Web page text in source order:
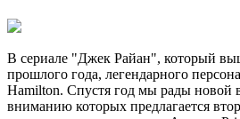
В сериале "Джек Райан", который
прошлого года, легендарного
Hamilton. Спустя год мы рады новой
вниманию которых предлагается